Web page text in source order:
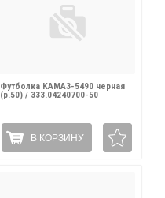
Футболка КАМАЗ-5490 черная
(р.50) / 333.04240700-50
В КОРЗИНУ